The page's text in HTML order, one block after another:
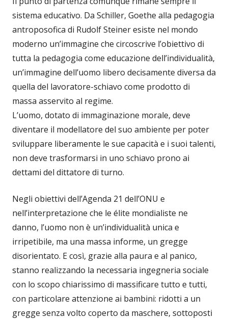
sistema educativo. Da Schiller, Goethe alla pedagogia
antroposofica di Rudolf Steiner esiste nel mondo
moderno un’immagine che circoscrive l’obiettivo di
tutta la pedagogia come educazione dell’individualità,
un’immagine dell’uomo libero decisamente diversa da
quella del lavoratore-schiavo come prodotto di
massa asservito al regime.
L’uomo, dotato di immaginazione morale, deve
diventare il modellatore del suo ambiente per poter
sviluppare liberamente le sue capacità e i suoi talenti,
non deve trasformarsi in uno schiavo prono ai
dettami del dittatore di turno.
Negli obiettivi dell’Agenda 21 dell’ONU e
nell’interpretazione che le élite mondialiste ne
danno, l’uomo non è un’individualità unica e
irripetibile, ma una massa informe, un gregge
disorientato. E così, grazie alla paura e al panico,
stanno realizzando la necessaria ingegneria sociale
con lo scopo chiarissimo di massificare tutto e tutti,
con particolare attenzione ai bambini: ridotti a un
gregge senza volto coperto da maschere, sottoposti